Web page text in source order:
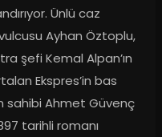
Ünlü caz
Ayhan Öztoplu,
şefi Kemal Alpan’ın
Ekspres’in bas
sahibi Ahmet Güvenç
tarihli romanı